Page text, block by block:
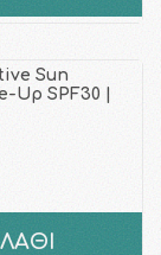
Sun
Up SPF30 |